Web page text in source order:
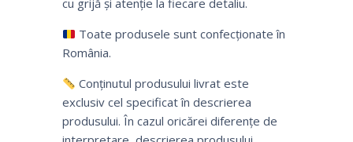
cu grijă și atenție la fiecare detaliu.
Toate produsele sunt confecționate în
România.
Conținutul produsului livrat este
exclusiv cel specificat în descrierea
produsului. În cazul oricărei diferențe de